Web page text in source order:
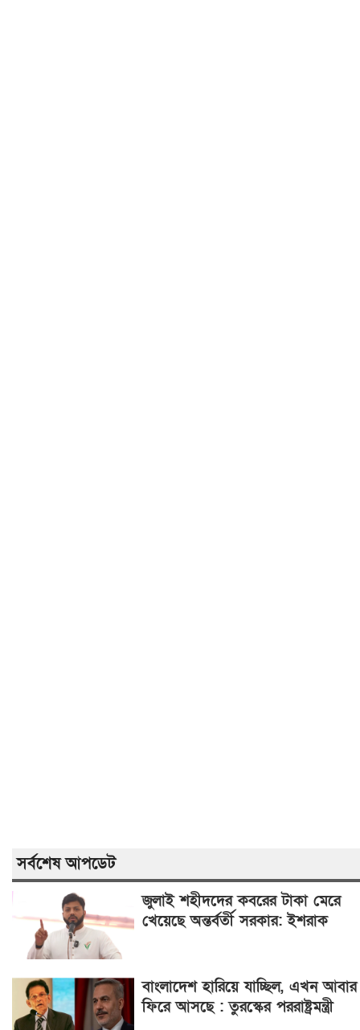
সর্বশেষ আপডেট
জুলাই শহীদদের কবরের টাকা মেরে
খেয়েছে অন্তর্বর্তী সরকার: ইশরাক
বাংলাদেশ হারিয়ে যাচ্ছিল, এখন আবার
ফিরে আসছে : তুরস্কের পররাষ্ট্রমন্ত্রী